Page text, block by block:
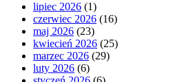
lipiec 2026 (1)
czerwiec 2026 (16)
maj 2026 (23)
kwiecień 2026 (25)
marzec 2026 (29)
luty 2026 (6)